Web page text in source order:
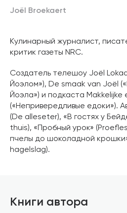
Joël Broekaert
Кулинарный журналист,
критик газеты NRC.
Создатель телешоу Joël
Йоэлом»), De smaak van Joël
Йоэла») и подкаста Makkelijke
(«Непривередливые едоки»).
(De alleseter), «В гостях у
thuis), «Пробный урок»
пчелы до шоколадной
hagelslag).
Книги автора